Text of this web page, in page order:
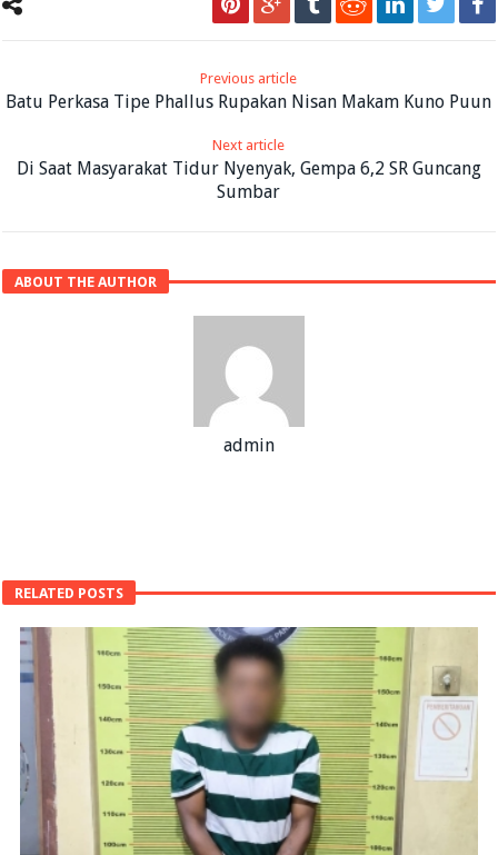
Previous article
Batu Perkasa Tipe Phallus Rupakan Nisan Makam Kuno Puun
Next article
Di Saat Masyarakat Tidur Nyenyak, Gempa 6,2 SR Guncang
Sumbar
ABOUT THE AUTHOR
admin
RELATED POSTS